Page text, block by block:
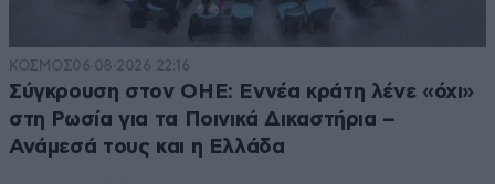
ΚΟΣΜΟΣ06·08·2026 22:16
Σύγκρουση στον ΟΗΕ: Εννέα κράτη λένε «όχι»
στη Ρωσία για τα Ποινικά Δικαστήρια –
Ανάμεσά τους και η Ελλάδα